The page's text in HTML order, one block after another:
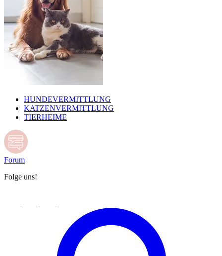
HUNDEVERMITTLUNG
KATZENVERMITTLUNG
TIERHEIME
Forum
Folge uns!